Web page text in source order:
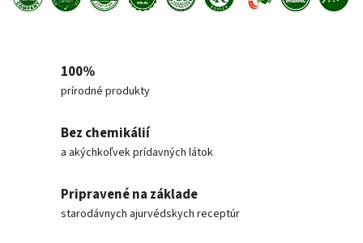
100%
prírodné produkty
Bez chemikálií
a akýchkoľvek prídavných látok
Pripravené na základe
starodávnych ajurvédskych receptúr